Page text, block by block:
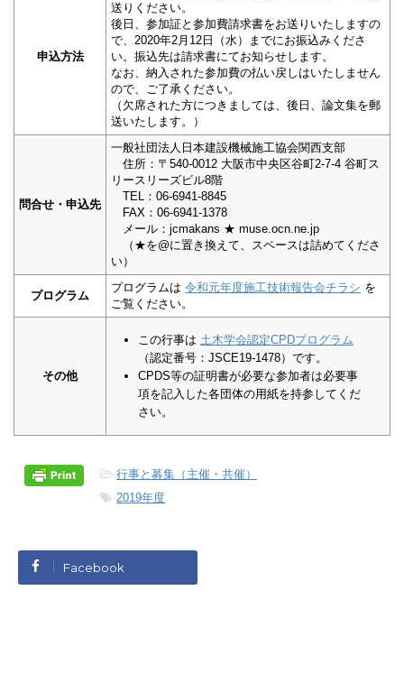
申込方法
送りください。
後日、参加証と参加費請求書をお送りいたしますの
で、2020年2月12日（水）までにお振込みくださ
い。振込先は請求書にてお知らせします。
なお、納入された参加費の払い戻しはいたしません
ので、ご了承ください。
（欠席された方につきましては、後日、論文集を郵
送いたします。）
問合せ・申込先
一般社団法人日本建設機械施工協会関西支部
住所：〒540-0012 大阪市中央区谷町2-7-4 谷町ス
リースリーズビル8階
TEL：06-6941-8845
FAX：06-6941-1378
メール：jcmakans ★ muse.ocn.ne.jp
（★を@に置き換えて、スペースは詰めてくださ
い）
プログラム
プログラムは 令和元年度施工技術報告会チラシ を
ご覧ください。
その他
この行事は 土木学会認定CPDプログラム
（認定番号：JSCE19-1478）です。
CPDS等の証明書が必要な参加者は必要事
項を記入した各団体の用紙を持参してくだ
さい。
-行事と募集（主催・共催）
-2019年度
Facebook